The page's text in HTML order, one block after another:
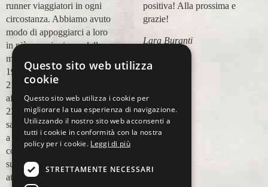
runner viaggiatori in ogni
circostanza. Abbiamo avuto
modo di appoggiarci a loro
in più occasioni, per delle
maratone (NYC18, Praga
19, Valencia 19, Barcellona
21, NYC 22) e ci siamo
affidati a loro per Chicago
23 (ottobre) perché
sappiamo di essere in mano
a persone non solo
competenti sul running, e
sulle città, ma anche molto
attente alle necessità
positiva! Alla prossima e
grazie!
Lara Buranti
Questo sito web utilizza
cookie
Questo sito web utilizza i cookie per
migliorare la tua esperienza di navigazione.
Utilizzando il nostro sito web acconsenti a
tutti i cookie in conformità con la nostra
policy per i cookie. Leggi di più
STRETTAMENTE NECESSARI